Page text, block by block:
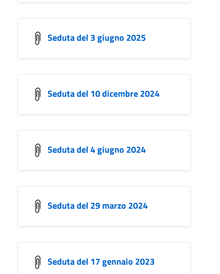
Seduta del 3 giugno 2025
Seduta del 10 dicembre 2024
Seduta del 4 giugno 2024
Seduta del 29 marzo 2024
Seduta del 17 gennaio 2023